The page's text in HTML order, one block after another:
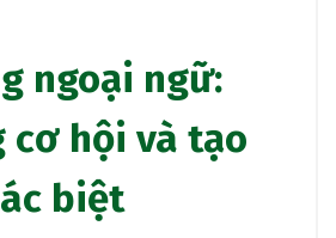
ngoại ngữ:
cơ hội và tạo
biệt